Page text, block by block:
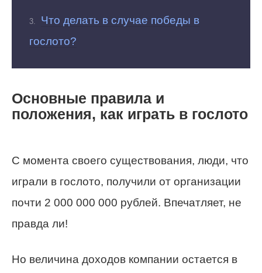
Что делать в случае победы в
гослото?
Основные правила и
положения, как играть в гослото
С момента своего существования, люди, что
играли в гослото, получили от организации
почти 2 000 000 000 рублей. Впечатляет, не
правда ли!
Но величина доходов компании остается в